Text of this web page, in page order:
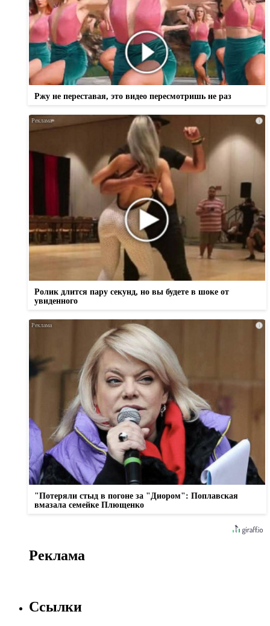
Ржу не переставая, это видео пересмотришь не раз
i
Ролик длится пару секунд, но вы будете в шоке от
увиденного
i
"Потеряли стыд в погоне за "Диором": Поплавская
вмазала семейке Плющенко
Реклама
Ссылки